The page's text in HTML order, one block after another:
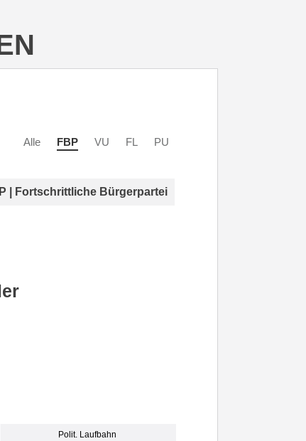
Alle FBP VU FL PU
| Fortschrittliche Bürgerpartei
Polit. Laufbahn